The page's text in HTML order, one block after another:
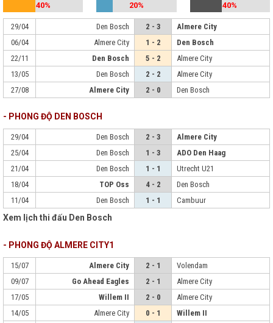
40%
20%
40%
29/04 Den Bosch 2 - 3
Almere City
06/04
Almere City 1 - 2
Den Bosch
22/11
Den Bosch 5 - 2
Almere City
13/05
Den Bosch 2 - 2
Almere City
27/08
Almere City 2 - 0 Den Bosch
- PHONG ĐỘ DEN BOSCH
29/04 Den Bosch 2 - 3
Almere City
25/04
Den Bosch 1 - 3
ADO Den Haag
21/04
Den Bosch 1 - 1
Utrecht U21
18/04
TOP Oss 4 - 2
Den Bosch
11/04
Den Bosch 1 - 1 Cambuur
Xem lịch thi đấu Den Bosch
- PHONG ĐỘ ALMERE CITY1
15/07 Almere City 2 - 1
Volendam
09/07
Go Ahead Eagles 2 - 1
Almere City
17/05
Willem II 2 - 0
Almere City
14/05
Almere City 0 - 1
Willem II